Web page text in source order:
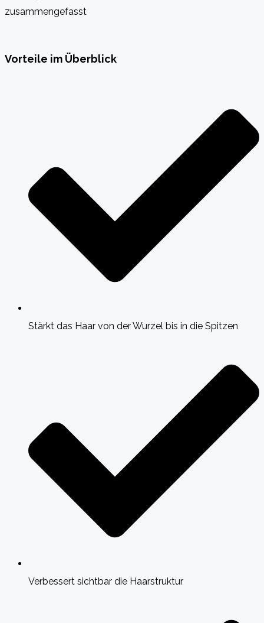
zusammengefasst
Vorteile im Überblick
Stärkt das Haar von der Wurzel bis in die Spitzen
Verbessert sichtbar die Haarstruktur